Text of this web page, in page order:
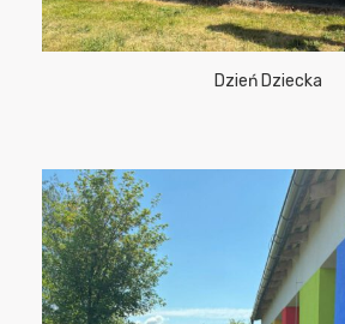
Dzień Dziecka